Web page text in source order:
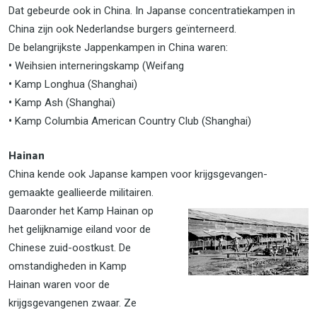
Dat gebeurde ook in China. In Japanse concentratiekampen in
China zijn ook Nederlandse burgers geïnterneerd.
De belangrijkste Jappenkampen in China waren:
• Weihsien interneringskamp (Weifang
• Kamp Longhua (Shanghai)
• Kamp Ash (Shanghai)
• Kamp Columbia American Country Club (Shanghai)
Hainan
China kende ook Japanse kampen voor krijgsgevangen-
gemaakte geallieerde militairen.
Daaronder het Kamp Hainan op
het gelijknamige eiland voor de
Chinese zuid-oostkust. De
omstandigheden in Kamp
Hainan waren voor de
krijgsgevangenen zwaar. Ze